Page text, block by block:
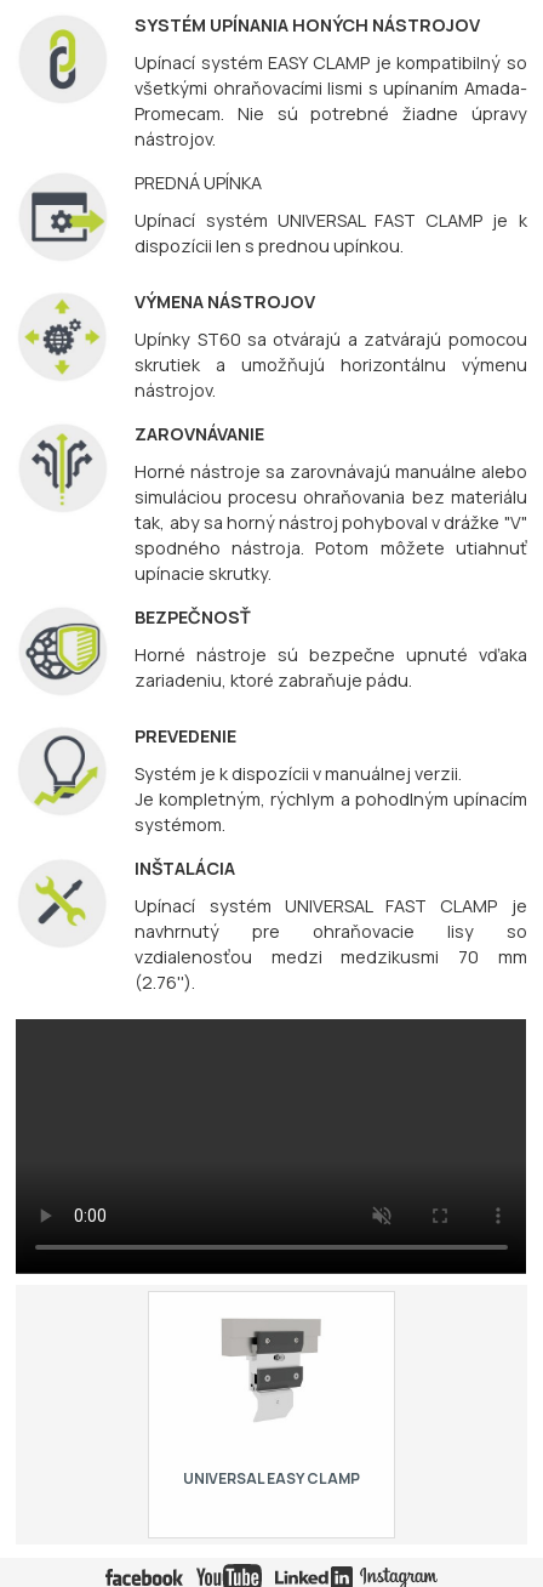
SYSTÉM UPÍNANIA HONÝCH NÁSTROJOV
Upínací systém EASY CLAMP je kompatibilný so
všetkými ohraňovacími lismi s upínaním Amada-
Promecam. Nie sú potrebné žiadne úpravy
nástrojov.
PREDNÁ UPÍNKA
Upínací systém UNIVERSAL FAST CLAMP je k
dispozícii len s prednou upínkou.
VÝMENA NÁSTROJOV
Upínky ST60 sa otvárajú a zatvárajú pomocou
skrutiek a umožňujú horizontálnu výmenu
nástrojov.
ZAROVNÁVANIE
Horné nástroje sa zarovnávajú manuálne alebo
simuláciou procesu ohraňovania bez materiálu
tak, aby sa horný nástroj pohyboval v drážke "V"
spodného nástroja. Potom môžete utiahnuť
upínacie skrutky.
BEZPEČNOSŤ
Horné nástroje sú bezpečne upnuté vďaka
zariadeniu, ktoré zabraňuje pádu.
PREVEDENIE
Systém je k dispozícii v manuálnej verzii.
Je kompletným, rýchlym a pohodlným upínacím
systémom.
INŠTALÁCIA
Upínací systém UNIVERSAL FAST CLAMP je
navhrnutý pre ohraňovacie lisy so
vzdialenosťou medzi medzikusmi 70 mm
(2.76'').
UNIVERSAL EASY CLAMP
horné nástroje typu R5 (American) a
R1, dĺžka = 150 mm, max. zaťaženie =